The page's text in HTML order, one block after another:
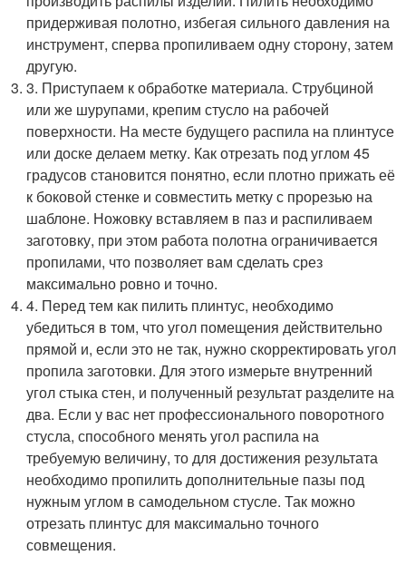
придерживая полотно, избегая сильного давления на
инструмент, сперва пропиливаем одну сторону, затем
другую.
3. Приступаем к обработке материала. Струбциной
или же шурупами, крепим стусло на рабочей
поверхности. На месте будущего распила на плинтусе
или доске делаем метку. Как отрезать под углом 45
градусов становится понятно, если плотно прижать её
к боковой стенке и совместить метку с прорезью на
шаблоне. Ножовку вставляем в паз и распиливаем
заготовку, при этом работа полотна ограничивается
пропилами, что позволяет вам сделать срез
максимально ровно и точно.
4. Перед тем как пилить плинтус, необходимо
убедиться в том, что угол помещения действительно
прямой и, если это не так, нужно скорректировать угол
пропила заготовки. Для этого измерьте внутренний
угол стыка стен, и полученный результат разделите на
два. Если у вас нет профессионального поворотного
стусла, способного менять угол распила на
требуемую величину, то для достижения результата
необходимо пропилить дополнительные пазы под
нужным углом в самодельном стусле. Так можно
отрезать плинтус для максимально точного
совмещения.